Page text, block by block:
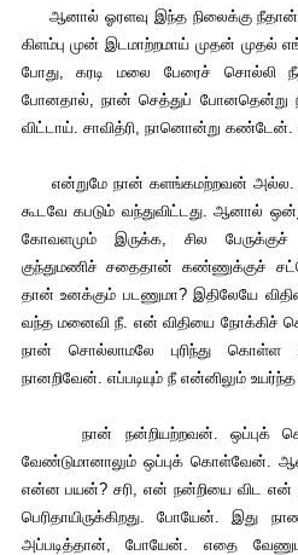
ஆனால் ஓரளவு இந்த நிலைக்கு
கிளம்பு முன் இடமாற்றமாய் முதன் முதல்
போது, கரடி மலை பேரைச் சொல்லி
போனதால், நான் செத்துப் போனதென்று
விட்டாய். சாவித்ரி, நானொன்று கண்டேன்.
என்றுமே நான் களங்கமற்றவன் அல்ல.
கூடவே கபடும் வந்துவிட்டது. ஆனால்
கோவளமும் இருக்க, சில
குந்துமணிச் சதைதான் கண்ணுக்குச்
தான் உனக்கும் படணுமா? இதிலேயே
வந்த மனைவி நீ. என் விதியை நோக்கிச்
நான் சொல்லாமலே புரிந்து கொள்ள
நானறிவேன். எப்படியும் நீ என்னிலும் உயர்ந்த
நான் நன்றியற்றவன். ஒப்புக்
வேண்டுமானாலும் ஒப்புக் கொள்வேன்.
என்ன பயன்? சரி, என் நன்றியை விட
பெரிதாயிருக்கிறது. போயேன். இது
அப்படித்தான், போயேன். எதை